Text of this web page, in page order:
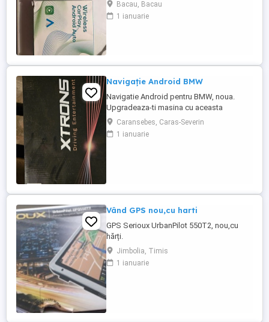
telefonul la navigația mașinii (Carplay sau
Android Auto) prin wifi A fost testat pe
Bacau, Bacau
1 ianuarie
Navigație Android BMW
Navigatie Android pentru BMW, noua.
Upgradeaza-ti masina cu aceasta
navigatie moderna si usor de utilizat.
Experimenteaza confortul unei calatorii
fara griji cu aceasta solutie de navigatie
Caransebes, Caras-Severin
1 ianuarie
Vând GPS nou,cu harti
GPS Serioux UrbanPilot 550T2, nou,cu
hărți.
Jimbolia, Timis
1 ianuarie